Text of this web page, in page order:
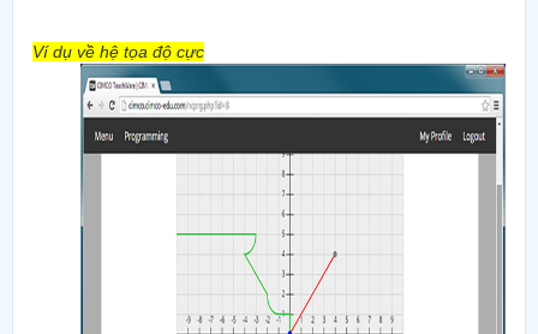
Ví dụ về hệ tọa độ cực